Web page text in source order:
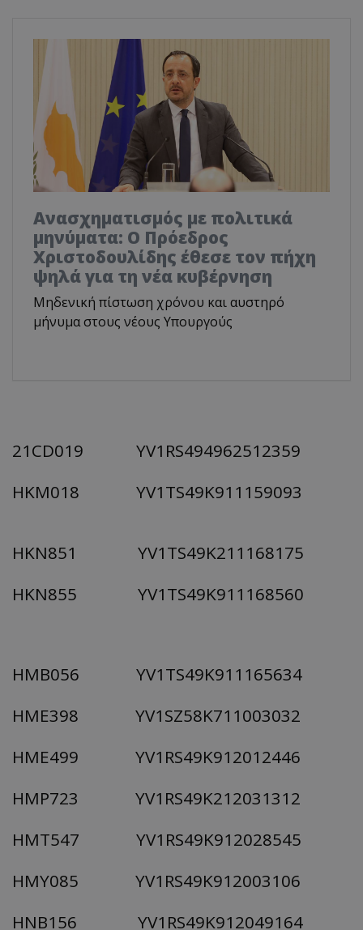
Ανασχηματισμός με πολιτικά
μηνύματα: Ο Πρόεδρος
Χριστοδουλίδης έθεσε τον πήχη
ψηλά για τη νέα κυβέρνηση
Μηδενική πίστωση χρόνου και αυστηρό
μήνυμα στους νέους Υπουργούς
21CD019 YV1RS494962512359
HKM018 YV1TS49K911159093
HKN851 YV1TS49K211168175
HKN855 YV1TS49K911168560
HMB056 YV1TS49K911165634
HME398 YV1SZ58K711003032
HME499 YV1RS49K912012446
HMP723 YV1RS49K212031312
HMT547 YV1RS49K912028545
HMY085 YV1RS49K912003106
HNB156 YV1RS49K912049164